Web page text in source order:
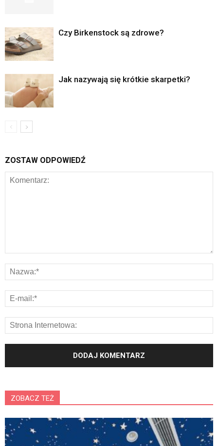
Czy Birkenstock są zdrowe?
Jak nazywają się krótkie skarpetki?
ZOSTAW ODPOWIEDŹ
ZOBACZ TEŻ